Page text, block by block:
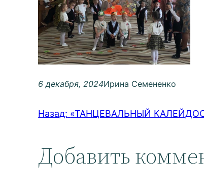
6 декабря, 2024Ирина Семененко
Назад: «ТАНЦЕВАЛЬНЫЙ
Добавить